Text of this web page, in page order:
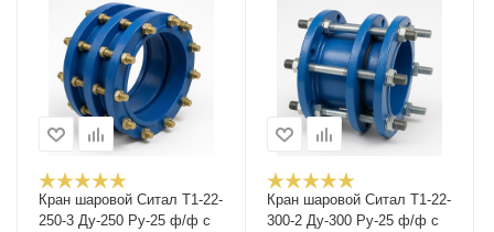
Кран шаровой Cитал T1-22-
250-3 Ду-250 Ру-25 ф/ф с
Кран шаровой Cитал T1-22-
300-2 Ду-300 Ру-25 ф/ф с